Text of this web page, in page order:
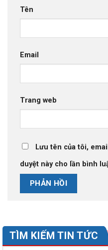
Tên
Email
Trang web
Lưu tên của tôi,
duyệt này cho lần bình
TÌM KIẾM TIN TỨC